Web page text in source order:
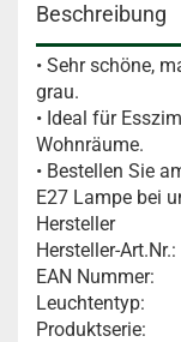
Beschreibung
• Sehr schöne,
grau.
• Ideal für
Wohnräume.
• Bestellen Sie
E27 Lampe bei
Hersteller
Hersteller-Art.Nr.:
EAN Nummer:
Leuchtentyp:
Produktserie: